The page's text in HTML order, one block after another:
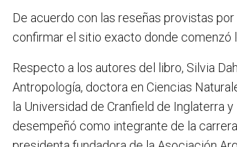
De acuerdo con las reseñas provistas
confirmar el sitio exacto donde comenzó
Respecto a los autores del libro, Silvia
Antropología, doctora en Ciencias
la Universidad de Cranfield de Inglaterra
desempeñó como integrante de la